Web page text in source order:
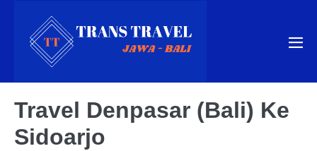
content
Travel Denpasar (Bali) Ke
Sidoarjo